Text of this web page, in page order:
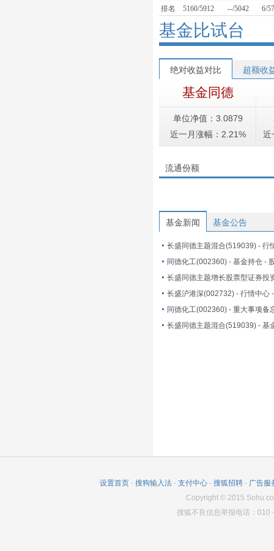
排名
5160/5912 --/5042 6/
基金比试台
绝对收益对比 超额收
基金同德
单位净值：3.0879
近一月涨幅：2.21%
近
流通份额
基金新闻 基金公告
长盛同德主题混合(519039) - 行
长盛同德主题增长股票型证券投
长盛沪港深(002732) - 行情中心
长盛同德主题混合(519039) - 基
设置首页 - 搜狗输入法 - 支付中心 - 搜狐招聘 - 广告服
Copyright© 2015
搜狐不良信息举报电话：010